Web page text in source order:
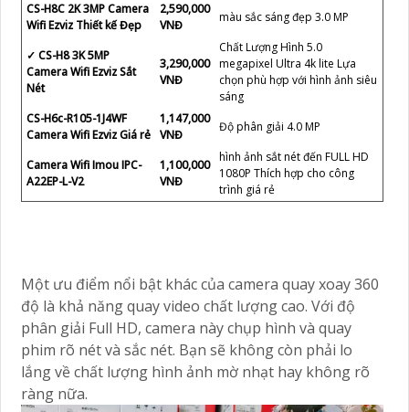
CS-H8C 2K 3MP Camera
Wifi Ezviz Thiết kế Đẹp
2,590,000
VNĐ
màu sắc sáng đẹp 3.0 MP
✓ CS-H8 3K 5MP
Camera Wifi Ezviz Sắt
Nét
3,290,000
VNĐ
Chất Lượng Hình 5.0
megapixel Ultra 4k lite Lựa
chọn phù hợp với hình ảnh siêu
sáng
CS-H6c-R105-1J4WF
Camera Wifi Ezviz Giá rẻ
1,147,000
VNĐ
Độ phân giải 4.0 MP
Camera Wifi Imou IPC-
A22EP-L-V2
1,100,000
VNĐ
hình ảnh sắt nét đến FULL HD
1080P Thích hợp cho công
trình giá rẻ
Một ưu điểm nổi bật khác của camera quay xoay 360
độ là khả năng quay video chất lượng cao. Với độ
phân giải Full HD, camera này chụp hình và quay
phim rõ nét và sắc nét. Bạn sẽ không còn phải lo
lắng về chất lượng hình ảnh mờ nhạt hay không rõ
ràng nữa.